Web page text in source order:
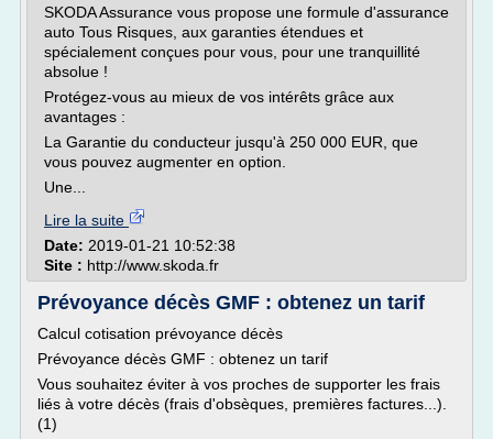
SKODA Assurance vous propose une formule d'assurance
auto Tous Risques, aux garanties étendues et
spécialement conçues pour vous, pour une tranquillité
absolue !
Protégez-vous au mieux de vos intérêts grâce aux
avantages :
La Garantie du conducteur jusqu'à 250 000 EUR, que
vous pouvez augmenter en option.
Une...
Lire la suite
Date: 2019-01-21 10:52:38
Site : http://www.skoda.fr
Prévoyance décès GMF : obtenez un tarif
Calcul cotisation prévoyance décès
Prévoyance décès GMF : obtenez un tarif
Vous souhaitez éviter à vos proches de supporter les frais
liés à votre décès (frais d'obsèques, premières factures...).
(1)